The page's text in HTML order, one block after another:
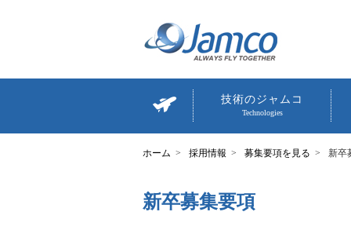
技術のジャムコ
Technologies
採用情報 募集要項を見る 新卒
新卒募集要項